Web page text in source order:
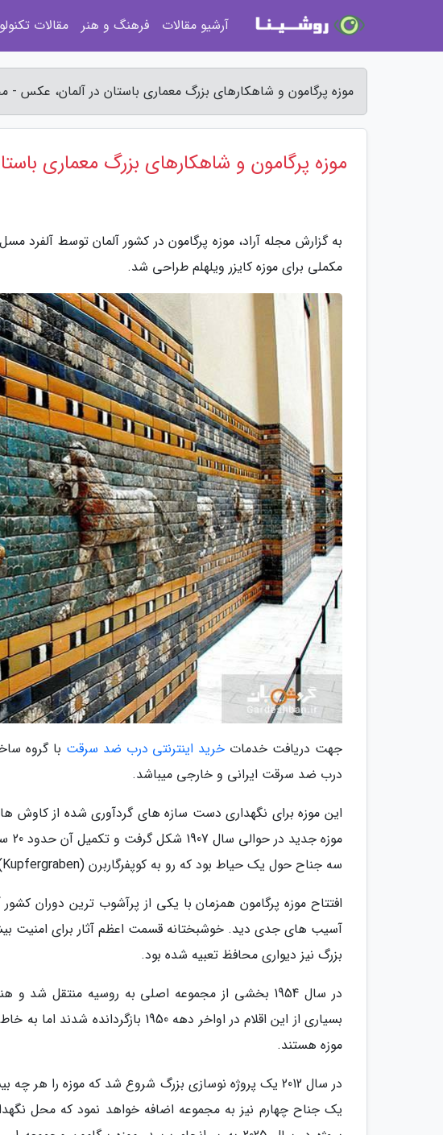
موزه پرگامون و شاهکارهای بزرگ معماری باستان در آلمان، عکس -
موزه پرگامون و شاهکارهای بزرگ معماری
مکملی برای موزه کایزر ویلهلم طراحی شد.
جهت دریافت خدمات خرید اینترنتی درب ضد سرقت با گروه
درب ضد سرقت ایرانی و خارجی میباشد.
این موزه برای نگهداری دست سازه های گردآوری شده از کاوش
سه جناح حول یک حیاط بود که رو به کوپفرگاربرن (Kupfergraben) باز می شد.
افتتاح موزه پرگامون همزمان با یکی از پرآشوب ترین دوران
آسیب های جدی دید. خوشبختانه قسمت اعظم آثار برای امنیت
بزرگ نیز دیواری محافظ تعبیه شده بود.
در سال 1954 بخشی از مجموعه اصلی به روسیه منتقل
بسیاری از این اقلام در اواخر دهه
موزه هستند.
در سال 2012 یک پروژه نوسازی بزرگ شروع شد که موزه را
یک جناح چهارم نیز به مجموعه اضافه خواهد نمود که محل
آرشیو مقالات فرهنگ و هنر مقالات